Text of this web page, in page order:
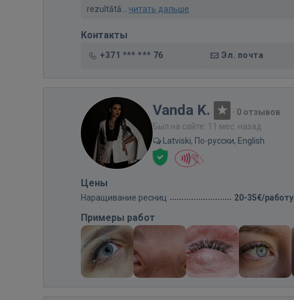
rezultātā... читать дальше
Контакты
+371 *** *** 76 Эл. почта
Vanda K. · 0 отзывов
Был на сайте: 11 мес. назад
Latviski, По-русски, English
Цены
Наращивание ресниц 20-35€/работу
Примеры работ